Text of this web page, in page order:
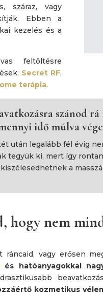
száraz, vagy
Ebben a
kezelés és a
feltöltésre
Secret RF,
terápia.
szánod
idő múlva
után legalább fél évig
tegyük ki, mert így
kiszélesedhetnek a
nem
vagy erősen
és hatóanyagokkal
kozmetikus